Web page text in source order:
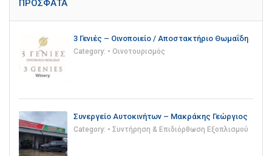
ΠΡΌΣΦΑΤΑ
3 Γενιές – Οινοποιείο / Αποστακτήριο Θωμαΐδη
Category: • Οινοτουρισμός
Συνεργείο Αυτοκινήτων – Μακράκης Γεώργιος
Category: • Συντήρηση & Επιδιόρθωση Εξοπλισμού